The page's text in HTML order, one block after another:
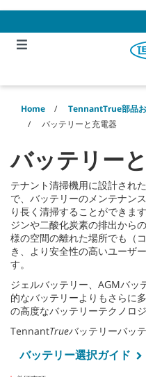
content
navigation
menu
Home TennantTrue部品
バッテリーと充電器
バッテリー
テナント清掃機用に設計され
で、バッテリーのメンテナン
り長く清掃することができま
ジンや二酸化炭素の排出から
様の空間の離れた場所でも（
き、より安全性の高いユーザ
す。
ジェルバッテリー、AGMバッ
的なバッテリーよりもさらに
の高度なバッテリーテクノロ
TennantTrueバッテリーバッ
バッテリー選択ガイド